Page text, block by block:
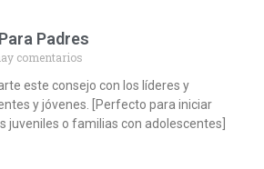
Padres
comentarios
este consejo con los líderes y
y jóvenes. [Perfecto para iniciar
juveniles o familias con adolescentes]